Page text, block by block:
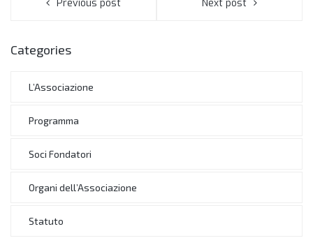
Previous post Next post
Categories
L’Associazione
Programma
Soci Fondatori
Organi dell’Associazione
Statuto